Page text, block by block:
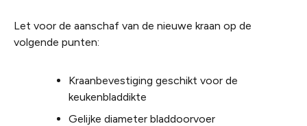
Let voor de aanschaf van de nieuwe kraan op de
volgende punten:
Kraanbevestiging geschikt voor de
keukenbladdikte
Gelijke diameter bladdoorvoer